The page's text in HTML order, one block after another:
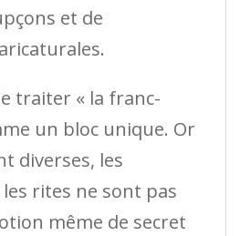
et de
traiter « la franc-
un bloc unique. Or
diverses, les
rites ne sont pas
même de secret